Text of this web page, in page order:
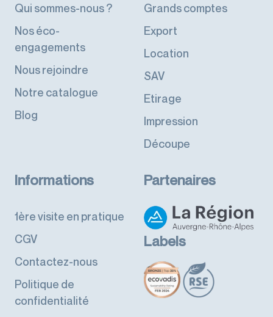
Qui sommes-nous ?
Nos éco-
engagements
Nous rejoindre
Notre catalogue
Blog
Grands comptes
Export
Location
SAV
Etirage
Impression
Découpe
Informations
1ère visite en pratique
CGV
Contactez-nous
Politique de
confidentialité
Partenaires
Labels